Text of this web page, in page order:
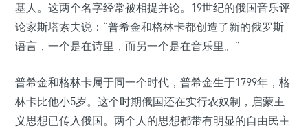
基人。这两个名字经常被相提并论。19世纪的俄国音乐评
论家斯塔索夫说：“普希金和格林卡都创造了新的俄罗斯
语言，一个是在诗里，而另一个是在音乐里。”
普希金和格林卡属于同一个时代，普希金生于1799年，格
林卡比他小5岁。这个时期俄国还在实行农奴制，启蒙主
义思想已传入俄国。两个人的思想都带有明显的自由民主